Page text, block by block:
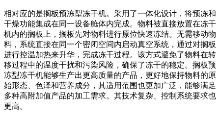
相对应的是搁板预冻型冻干机。采用了一体化设计，将预冻和
干燥功能集成在同一设备舱体内完成。物料被直接放置在冻干
机内的搁板上，搁板先对物料进行原位快速冻结。无需移动物
料，系统直接在同一个密闭空间内启动真空系统，通过对搁板
进行控温加热来升华，完成冻干过程。该方式避免了物料在转
移过程中的温度干扰和污染风险，确保了冻干的稳定。搁板预
冻型冻干机能够生产出更高质量的产品，更好地保持物料的原
始形态、色泽和营养成分，其适用范围也更加广泛，能够满足
多种高附加值产品的加工需求。其技术复杂、控制系统要求也
更高。